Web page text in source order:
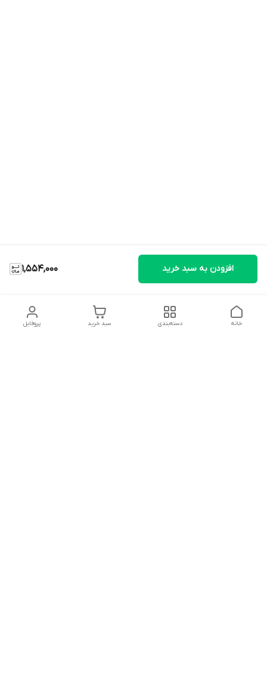
1,554,000 افزودن به سبد خرید
پروفایل سبد خرید دسته‌بندی خانه